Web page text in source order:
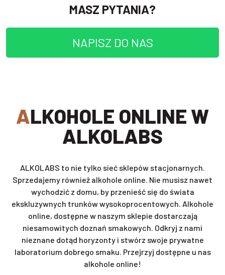
MASZ PYTANIA?
NAPISZ DO NAS
ALKOHOLE ONLINE W
ALKOLABS
ALKOLABS to nie tylko sieć sklepów stacjonarnych.
Sprzedajemy również alkohole online. Nie musisz nawet
wychodzić z domu, by przenieść się do świata
ekskluzywnych trunków wysokoprocentowych. Alkohole
online, dostępne w naszym sklepie dostarczają
niesamowitych doznań smakowych. Odkryj z nami
nieznane dotąd horyzonty i stwórz swoje prywatne
laboratorium dobrego smaku. Przejrzyj dostępne u nas
alkohole online!